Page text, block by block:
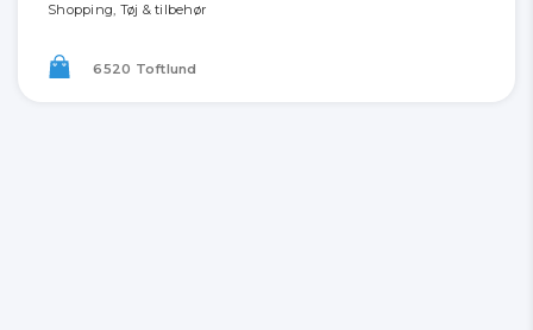
Shopping, Tøj & tilbehør
6520 Toftlund